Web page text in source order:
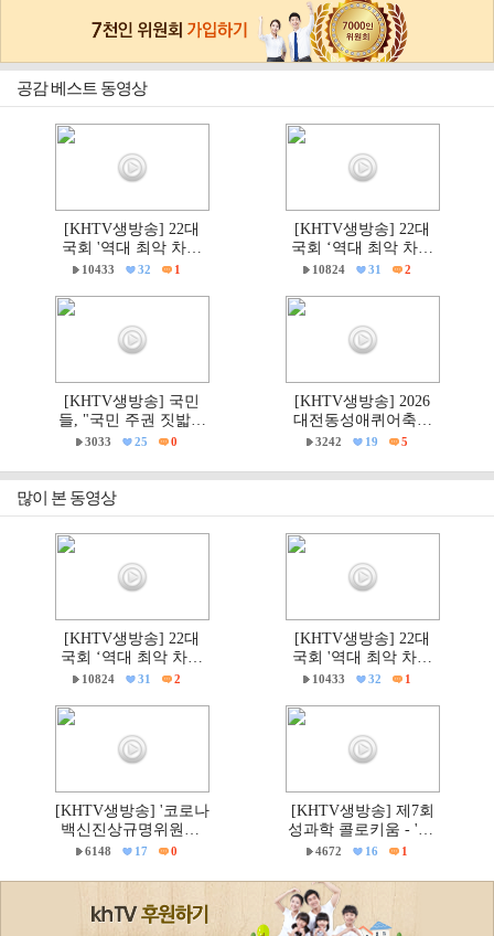
공감 베스트 동영상
[KHTV생방송] 22대
국회 '역대 최악 차별
금지법' 반대 거룩한방
10433 32 1
[KHTV생방송] 22대
국회 ‘역대 최악 차별
금지법’ 반대 거룩한방
10824 31 2
[KHTV생방송] 국민
들, "국민 주권 짓밟힌
6·3지방선거, 재선거하
하라!"
3033 25 0
[KHTV생방송] 2026
대전동성애퀴어축제
& 2026 거룩한방파제
대회' 현장
3242 19 5
많이 본 동영상
[KHTV생방송] 22대
국회 ‘역대 최악 차별
금지법’ 반대 거룩한방
10824 31 2
[KHTV생방송] 22대
국회 '역대 최악 차별
금지법' 반대 거룩한방
10433 32 1
[KHTV생방송] '코로나
백신진상규명위원회'
출범촉구 국회 기자회
6148 17 0
[KHTV생방송] 제7회
성과학 콜로키움 - 'PC
주의 & 의학'
4672 16 1